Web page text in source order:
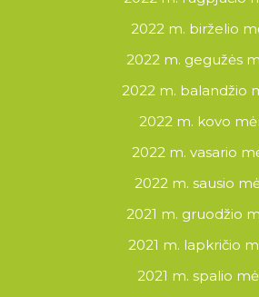
2022 m. birželio
2022 m. gegužės
2022 m. balandžio
2022 m. kovo
2022 m. vasario
2022 m. sausio
2021 m. gruodžio
2021 m. lapkričio
2021 m. spalio